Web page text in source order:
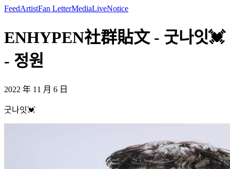
FeedArtistFan LetterMediaLiveNotice
ENHYPEN社群貼文 - 굿나잇💓
- 정원
2022 年 11 月 6 日
굿나잇💓